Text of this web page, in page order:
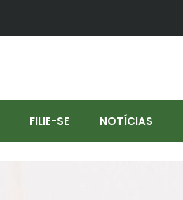
FILIE-SE NOTÍCIAS